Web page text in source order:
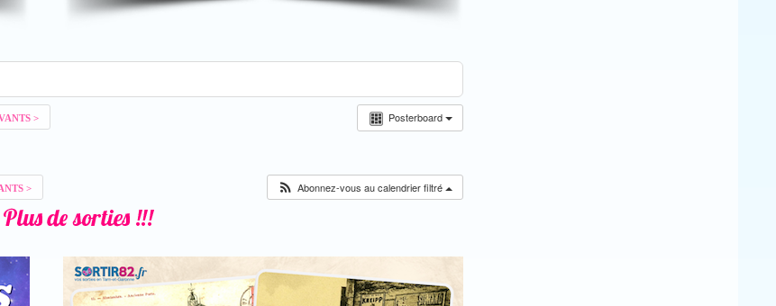
Posterboard
Abonnez-vous au calendrier filtré